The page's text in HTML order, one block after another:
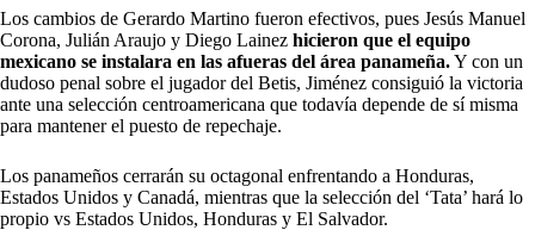
Los cambios de Gerardo Martino fueron efectivos, pues Jesús Manuel
Corona, Julián Araujo y Diego Lainez hicieron que el equipo
mexicano se instalara en las afueras del área panameña.Y con un
dudoso penal sobre el jugador del Betis, Jiménez consiguió la victoria
ante una selección centroamericana que todavía depende de sí misma
para mantener el puesto de repechaje.
Los panameños cerrarán su octagonal enfrentando a Honduras,
Estados Unidos y Canadá, mientras que la selección del ‘Tata’ hará lo
propio vs Estados Unidos, Honduras y El Salvador.